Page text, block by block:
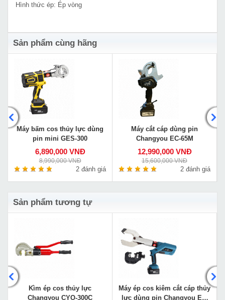
Hình thức ép: Ép vòng
Sản phẩm cùng hãng
Máy bấm cos thủy lực dùng
pin mini GES-300
6,890,000 VNĐ
8,990,000 VNĐ
2 đánh giá
Máy cắt cáp dùng pin
Changyou EC-65M
12,990,000 VNĐ
15,600,000 VNĐ
2 đánh giá
Sản phẩm tương tự
Kìm ép cos thủy lực
Changyou CYO-300C
Máy ép cos kiêm cắt cáp thủy
lực dùng pin Changyou EZ-